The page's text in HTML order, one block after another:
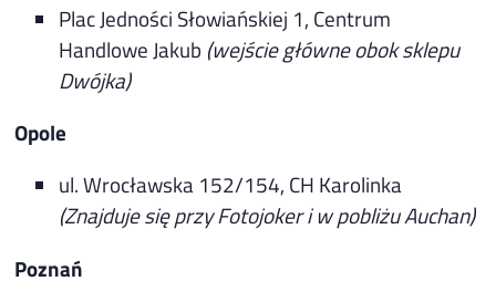
Plac Jedności Słowiańskiej 1, Centrum
Handlowe Jakub (wejście główne obok sklepu
Dwójka)
Opole
ul. Wrocławska 152/154, CH Karolinka
(Znajduje się przy Fotojoker i w pobliżu Auchan)
Poznań